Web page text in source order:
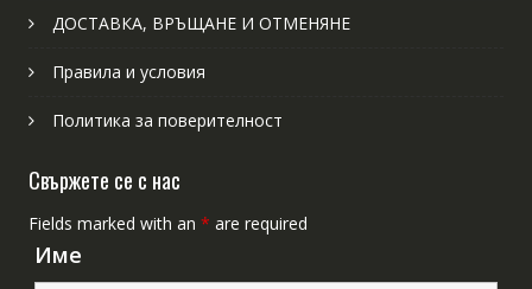
ДОСТАВКА, ВРЪЩАНЕ И ОТМЕНЯНЕ
Правила и условия
Политика за поверителност
Свържете се с нас
Fields marked with an * are required
Име